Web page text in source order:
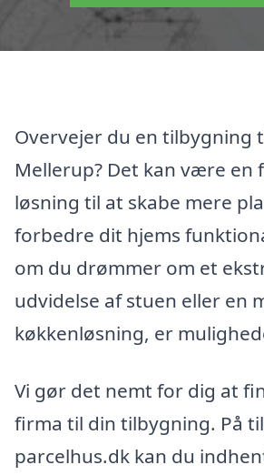
Overvejer du en tilbygning
Mellerup? Det kan være en
løsning til at skabe mere
forbedre dit hjems
om du drømmer om et
udvidelse af stuen eller en
køkkenløsning, er
Vi gør det nemt for dig at
firma til din tilbygning. På
parcelhus.dk kan du